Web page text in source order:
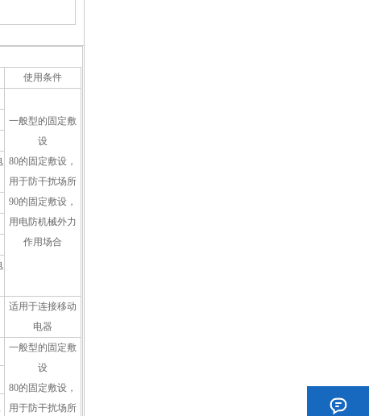
使用条件
一般型的固定敷
设
80的固定敷设，
用于防干扰场所
90的固定敷设，
用电防机械外力
作用场合
适用于连接移动
电器
一般型的固定敷
设
80的固定敷设，
用于防干扰场所